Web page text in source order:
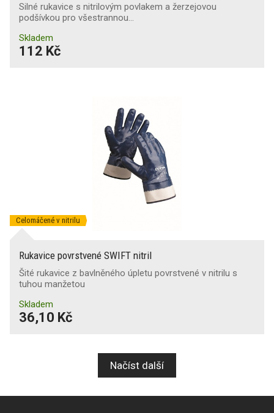
Silné rukavice s nitrilovým povlakem a žerzejovou
podšívkou pro všestrannou…
Skladem
112 Kč
Celomáčené v nitrilu
Rukavice povrstvené SWIFT nitril
Šité rukavice z bavlněného úpletu povrstvené v nitrilu s
tuhou manžetou
Skladem
36,10 Kč
Načíst další